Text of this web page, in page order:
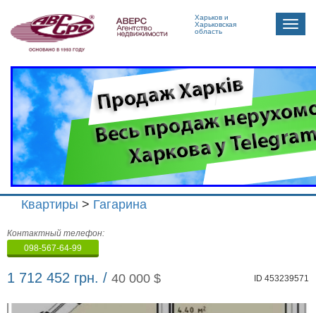
Харьков и
Харьковская
область
Toggle
Квартиры > Гагарина
Агенство
недвижимости
"Аверс"
Контактный телефон:
098-567-64-99
1 712 452 грн. / 40 000 $ ID 453239571